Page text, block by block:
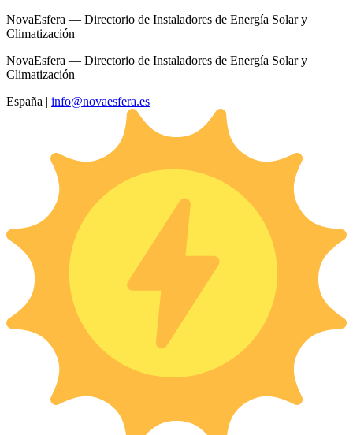
NovaEsfera — Directorio de Instaladores de Energía Solar y
Climatización
NovaEsfera — Directorio de Instaladores de Energía Solar y
Climatización
España | info@novaesfera.es